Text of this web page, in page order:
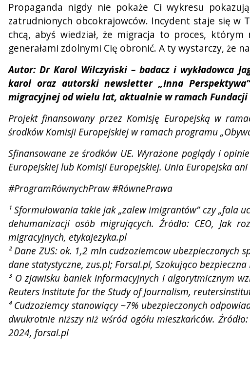
Propaganda nigdy nie pokaże Ci wykresu
zatrudnionych obcokrajowców. Incydent staje się w
chcą, abyś wiedział, że migracja to proces,
generałami zdolnymi Cię obronić. A ty wystarczy, że
Autor: Dr Karol Wilczyński – badacz i wykładowca
karol oraz autorski newsletter „Inna
migracyjnej od wielu lat, aktualnie w ramach Fundacji
Projekt finansowany przez Komisję Europejską w
środków Komisji Europejskiej w ramach programu
Sfinansowane ze środków UE. Wyrażone poglądy i
Europejskiej lub Komisji Europejskiej. Unia Europejska
#ProgramRównychPraw #RównePrawa
¹ Sformułowania takie jak „zalew imigrantów” czy
dehumanizacji osób migrujących. Źródło: CEO, Jak
migracyjnych, etykajezyka.pl
² Dane ZUS: ok. 1,2 mln cudzoziemcow ubezpieczonych
dane statystyczne, zus.pl; Forsal.pl, Szokująco bezpieczna
³ O zjawisku baniek informacyjnych i algorytmicznym
Reuters Institute for the Study of Journalism,
⁴ Cudzoziemcy stanowiący ~7% ubezpieczonych
dwukrotnie niższy niż wśród ogółu mieszkańców.
2024, forsal.pl